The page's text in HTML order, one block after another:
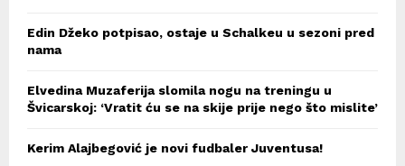
Edin Džeko potpisao, ostaje u Schalkeu u sezoni pred
nama
Elvedina Muzaferija slomila nogu na treningu u
Švicarskoj: ‘Vratit ću se na skije prije nego što mislite’
Kerim Alajbegović je novi fudbaler Juventusa!